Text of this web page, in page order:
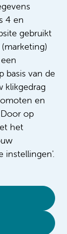
4 en
gebruikt
basis van de
klikgedrag
en
op
het
instellingen'.
verlenen we
aan een
vanaf